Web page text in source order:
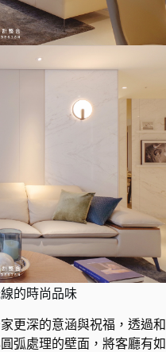
的時尚品味
更深的意涵與祝福，透過和
弧處理的壁面，將客廳有如